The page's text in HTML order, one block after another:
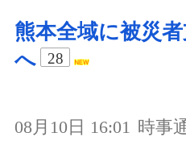
熊本全域に被災
へ
28
08月10日 16:01 時事